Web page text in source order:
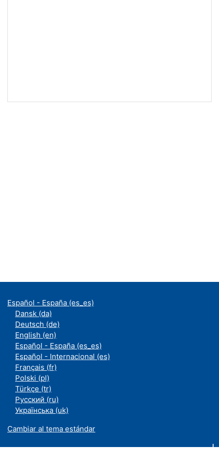
Español - España ‎(es_es)‎
Dansk ‎(da)‎
Deutsch ‎(de)‎
English ‎(en)‎
Español - España ‎(es_es)‎
Español - Internacional ‎(es)‎
Français ‎(fr)‎
Polski ‎(pl)‎
Türkçe ‎(tr)‎
Русский ‎(ru)‎
Українська ‎(uk)‎
Cambiar al tema estándar